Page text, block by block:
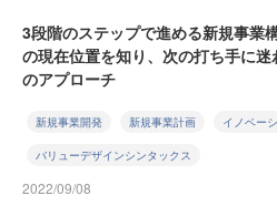
3段階のステップで進める新規事業
の現在位置を知り、次の打ち手に迷
のアプローチ
新規事業開発 新規事業計画 イノベー
バリューデザインシンタックス
2022/09/08